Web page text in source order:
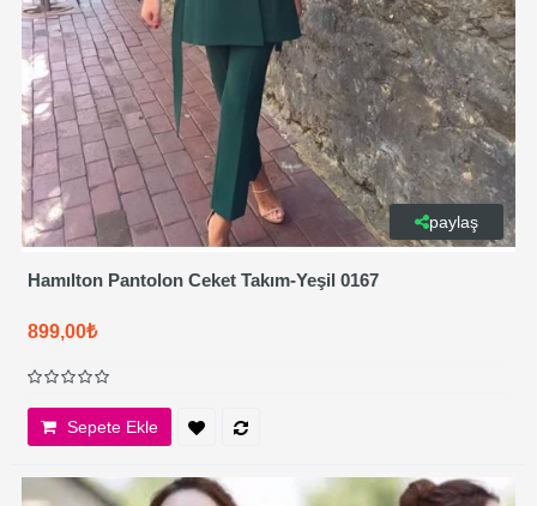
paylaş
Hamılton Pantolon Ceket Takım-Yeşil 0167
899,00₺
Sepete Ekle